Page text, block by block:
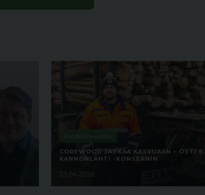
Puutavara-autoilu
COREWOOD JATKAA KASVUAAN – OSTI E.
KANNONLAHTI -KONSERNIN
23.04.2026